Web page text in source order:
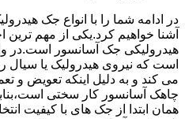
در ادامه شما را با انواع جک
آشنا خواهیم کرد.یکی از مهم ترین
هیدرولیکی جک آسانسور است.در
است که نیروی هیدرولیک یا سیال
می کند و به دلیل اینکه تعویض و
چاهک آسانسور کار سختی
همان ابتدا از جک های با کیفیت